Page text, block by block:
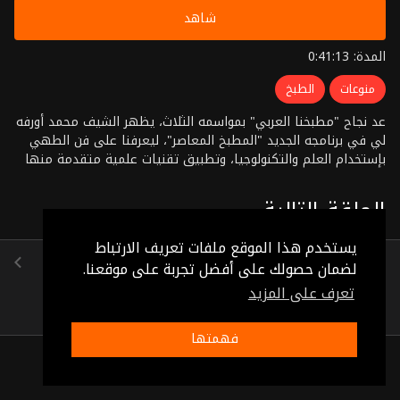
يستخدم هذا الموقع ملفات تعريف الارتباط
لضمان حصولك على أفضل تجربة على موقعنا.
تعرف على المزيد
فهمتها
شاهد
المدة: 0:41:13
منوعات الطبخ
عد نجاح "مطبخنا العربي" بمواسمه الثلاث، يظهر الشيف محمد أورفه
لي في برنامجه الجديد "المطبخ المعاصر"، ليعرفنا على فن الطهي
بإستخدام العلم والتكنولوجيا، وتطبيق تقنيات علمية متقدمة منها
وتغيرات فيزيائية لكل مادة أثناء الطهو مع معرفة الوقت الصحيح
الحلقة التالية
الحلقة 13
(0:47:56)